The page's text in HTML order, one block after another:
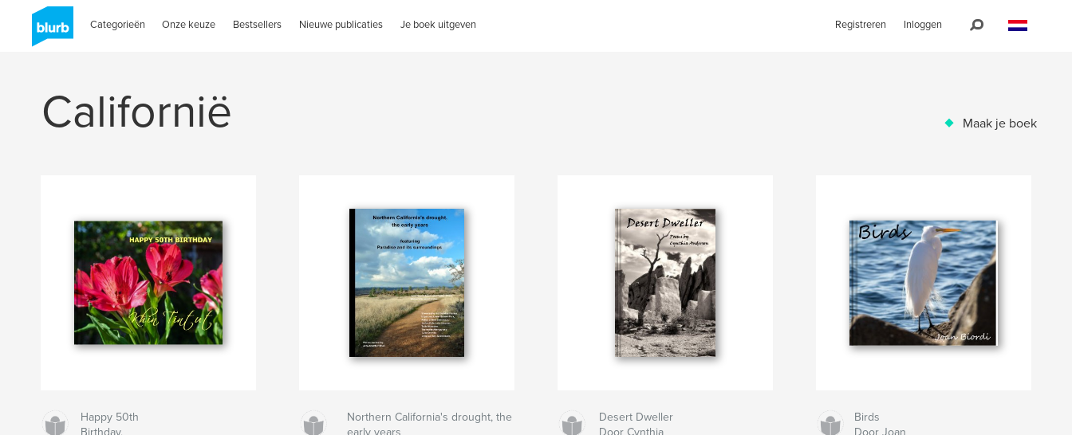
Categorieën Onze keuze Bestsellers Nieuwe publicaties Je boek uitgeven Registreren Inloggen
Californië Maak je boek
Happy 50th
Northern California's drought, the
Desert Dweller
Birds